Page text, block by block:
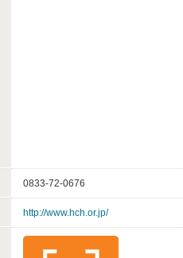
0833-72-0676
http://www.hch.or.jp/